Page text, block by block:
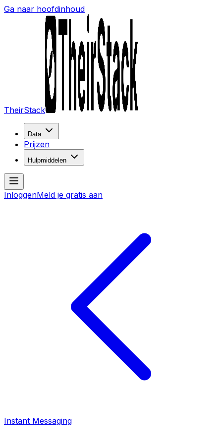
Ga naar hoofdinhoud
TheirStack
Data
Prijzen
Hulpmiddelen
InloggenMeld je gratis aan
Instant Messaging